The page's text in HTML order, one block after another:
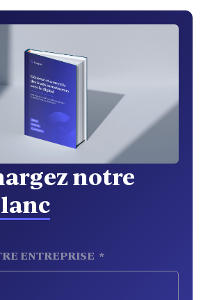
notre
ENTREPRISE *